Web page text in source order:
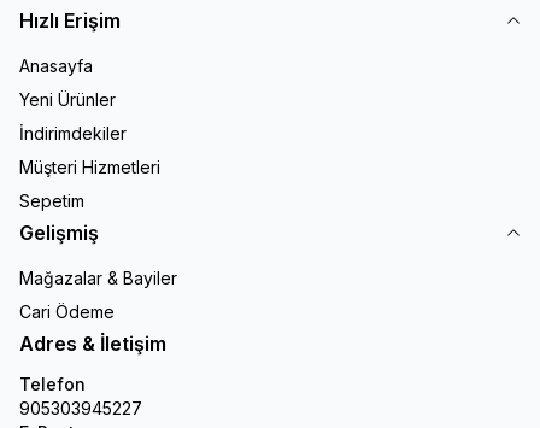
Hızlı Erişim
Anasayfa
Yeni Ürünler
İndirimdekiler
Müşteri Hizmetleri
Sepetim
Gelişmiş
Mağazalar & Bayiler
Cari Ödeme
Adres & İletişim
Telefon
905303945227